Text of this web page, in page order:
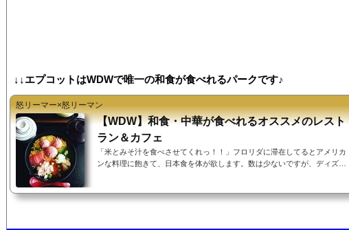
↓↓エプコットはWDWで唯一の和食が食べれるパークです♪
怒リーマー×怒リーマン
【WDW】和食・中華が食べれるオススメのレスト
ラン＆カフェ
「米とみそ汁を食べさせてくれっ！！」フロリダに滞在してるとアメリカ
ンな料理に飽きて、日本食を体が欲します。数は少ないですが、ディズニ
EX（タップでジャンプ）桂グリル歌舞伎茶屋東京ダイニング鉄板江戸ロー